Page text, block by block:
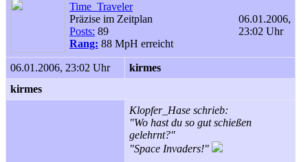
Time_Traveler
Präzise im Zeitplan
Posts: 89
Rang: 88 MpH erreicht
06.01.2006,
23:02 Uhr
06.01.2006, 23:02 Uhr
kirmes
kirmes
Klopfer_Hase schrieb:
"Wo hast du so gut schießen
gelehrnt?"
"Space Invaders!"